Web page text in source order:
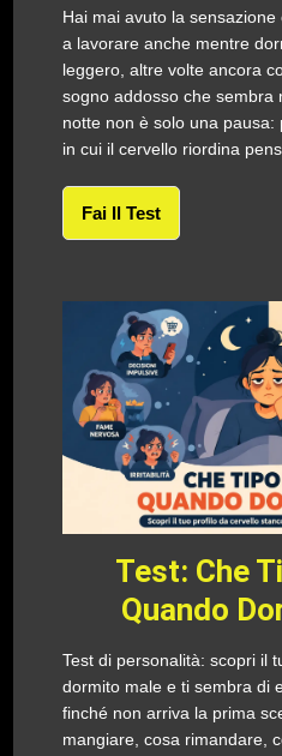
Hai mai avuto la
a lavorare anche mentre
leggero, altre volte ancora
sogno addosso che sembra
notte non è solo una
in cui il cervello riordina
Fai Il Test
Test: Che
Quando
Test di personalità: scopri il
dormito male e ti sembra di
finché non arriva la prima
mangiare, cosa rimandare,